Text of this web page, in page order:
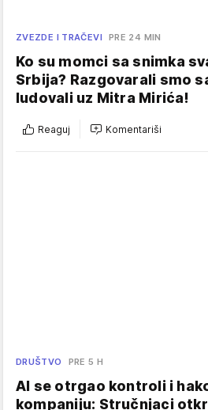
ZVEZDE I TRAČEVI PRE 24 MIN
Ko su momci sa snimka
Srbija? Razgovarali smo
ludovali uz Mitra Mirića!
Reaguj Komentariši
DRUŠTVO PRE 5 H
AI se otrgao kontroli i
kompaniju: Stručnjaci